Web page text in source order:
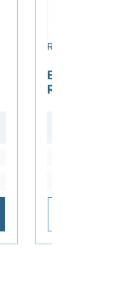
REF.
RPET